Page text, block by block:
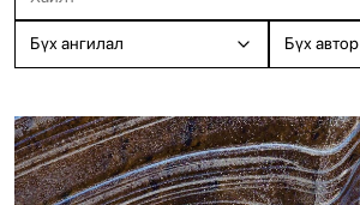
Бүх ангилал Бүх автор